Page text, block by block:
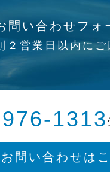
い合わせフォ
２営業日以内にご
1313
お問い合わせは